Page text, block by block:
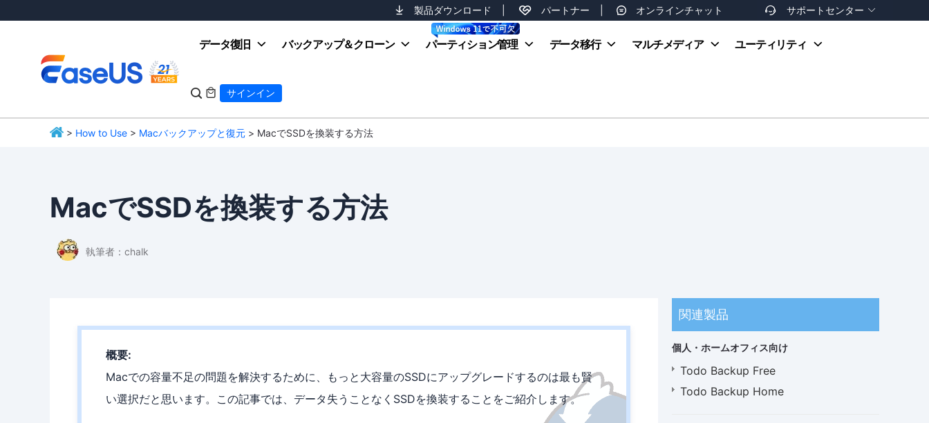
製品ダウンロード パートナー オンラインチャット  サポートセンター 
お支払い方法
データ復旧 バックアップ＆クローン パーティション管理 データ移行 マルチメディア ユーティリティ
  サインイン
> How to Use > Macバックアップと復元 > MacでSSDを換装する方法
MacでSSDを換装する方法
執筆者： chalk
概要:
Macでの容量不足の問題を解決するために、もっと大容量のSSDにアップグレードするのは最も賢
い選択だと思います。この記事では、データ失うことなくSSDを換装することをご紹介します。
関連製品
個人・ホームオフィス向け
Todo Backup Free
Todo Backup Home